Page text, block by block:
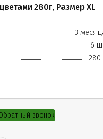
280г, Размер XL
3
6
280
звонок